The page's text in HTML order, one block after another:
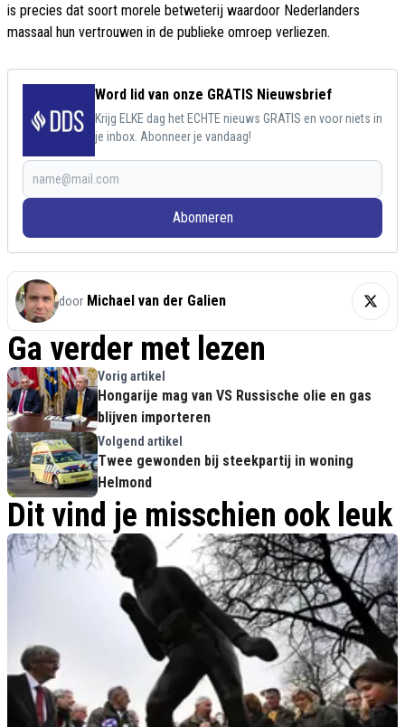
is precies dat soort morele betweterij waardoor Nederlanders
massaal hun vertrouwen in de publieke omroep verliezen.
Word lid van onze GRATIS Nieuwsbrief
Krijg ELKE dag het ECHTE nieuws GRATIS en voor niets in
je inbox. Abonneer je vandaag!
Abonneren
door Michael van der Galien
Ga verder met lezen
Vorig artikel
Hongarije mag van VS Russische olie en gas
blijven importeren
Volgend artikel
Twee gewonden bij steekpartij in woning
Helmond
Dit vind je misschien ook leuk